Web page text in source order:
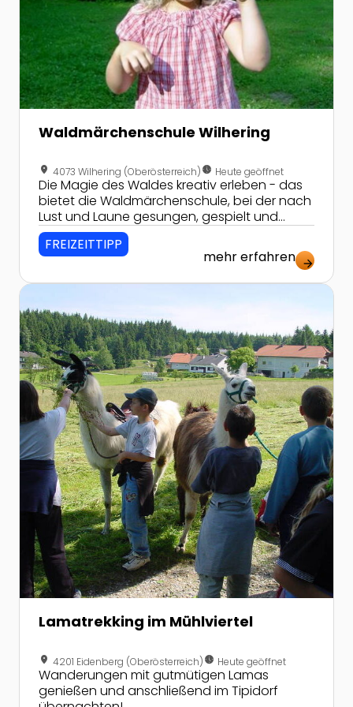
Waldmärchenschule Wilhering
location_on 4073 Wilhering (Oberösterreich)nest_clock_farsight_analog Heute geöffnet
Die Magie des Waldes kreativ erleben - das
bietet die Waldmärchenschule, bei der nach
Lust und Laune gesungen, gespielt und
getanzt werden kann - und das in freier
Natur!
FREIZEITTIPP
mehr erfahren arrow_forward
Zur Detailseite von Lamatrekking im Mühlviertel
Lamatrekking im Mühlviertel
location_on 4201 Eidenberg (Oberösterreich)nest_clock_farsight_analog Heute geöffnet
Wanderungen mit gutmütigen Lamas
genießen und anschließend im Tipidorf